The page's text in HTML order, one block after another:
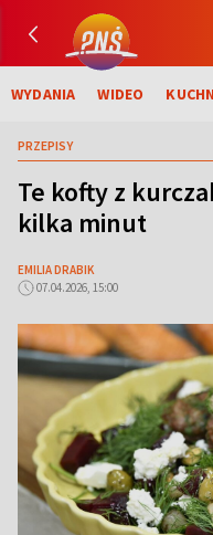
WYDANIA WIDEO
PRZEPISY
Te kofty z
kilka minut
EMILIA DRABIK
07.04.2026, 15:00